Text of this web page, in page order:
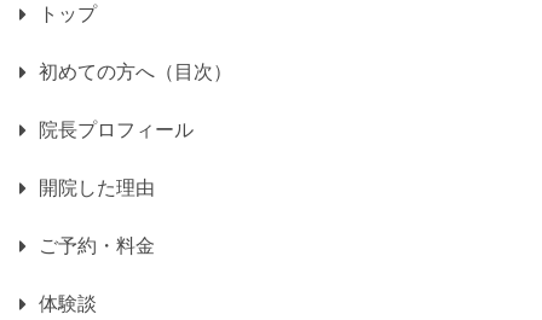
トップ
初めての方へ（目次）
院長プロフィール
開院した理由
ご予約・料金
体験談